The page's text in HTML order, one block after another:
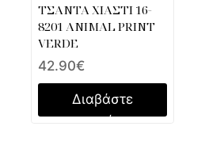
ΤΣΑΝΤΑ ΧΙΑΣΤΙ 16-
8201 ANIMAL PRINT
VERDE
42.90€
Διαβάστε
περισσότερα